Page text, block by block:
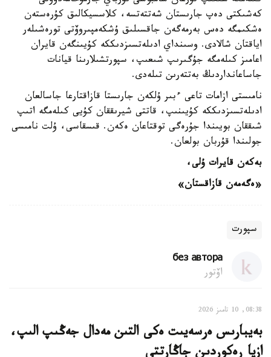
كەشىكتى دەپ جارىستان شەتتەتسە، كلاسسيكالىق كۇرەستەن
ەشكىمگە دەس بەرمەگەن جاقسىلىق ۇشكەمپىروۆتى تورەشىلەر
اياقتان شالادى. وسىنداي ادىلەتسىزدىككە كۇيىنگەن قايران
اعامىز كىلەمگە جۇگىرىپ شىعىپ، سپورتشىلارىنا قيانات
جاساعانداردىڭ بەتتەرىن تىلەدى.
نامىستى ازامات تاعى ءبىر ۇلكەن جارىستا قازاقتارعا جاسالعان
ادىلەتسىزدىككە كۇيىنىپ، قاتتى شيرىققان كۇيى كىلەمگە اتىپ
شىققان بويىندا جۇرەگى توقتاعان ەكەن. قىسقاسى، ۇلت نامىسى
جولىندا قۇربان بولعان.
بەكەن قايرات ۇلى،
«ەگەمەن قازاقستان»
سپورت
без автора
اۆتور
08:38, 10 تامىز 2026
بەيبارىس ەرسەيىت ەكى التىن مەدال جەڭىپ الىپ،